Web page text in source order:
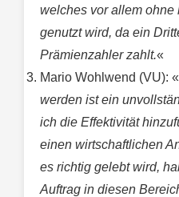
welches vor allem ohne
genutzt wird, da ein
Prämienzahler zahlt.«
Mario Wohlwend (VU): «
werden ist ein
ich die Effektivität
einen wirtschaftlichen
es richtig gelebt wird,
Auftrag in diesen